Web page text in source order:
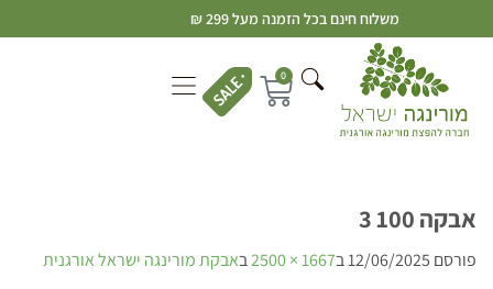
משלוח חינם בכל הזמנה מעל 299 ₪
0
אבקה 100 3
פורסם 12/06/2025ב1667 × 2500 באבקת מורינגה ישראל אורגנית